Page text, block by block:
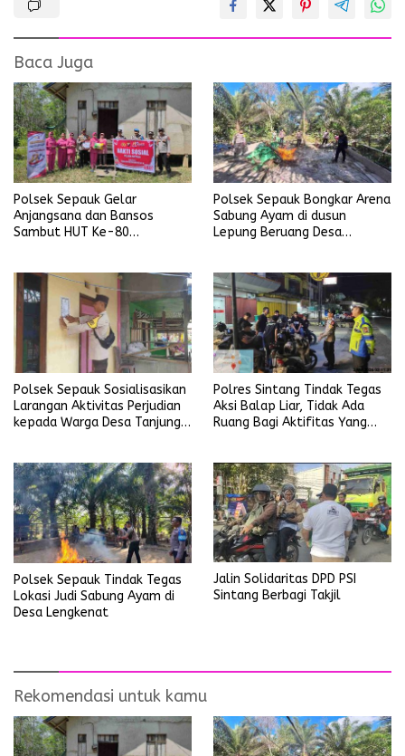
Baca Juga
Polsek Sepauk Gelar
Anjangsana dan Bansos
Sambut HUT Ke-80
Polsek Sepauk Bongkar Arena
Sabung Ayam di dusun
Lepung Beruang Desa
Polsek Sepauk Sosialisasikan
Larangan Aktivitas Perjudian
kepada Warga Desa Tanjung
Polres Sintang Tindak Tegas
Aksi Balap Liar, Tidak Ada
Ruang Bagi Aktifitas Yang
Polsek Sepauk Tindak Tegas
Lokasi Judi Sabung Ayam di
Desa Lengkenat
Jalin Solidaritas DPD PSI
Sintang Berbagi Takjil
Rekomendasi untuk kamu